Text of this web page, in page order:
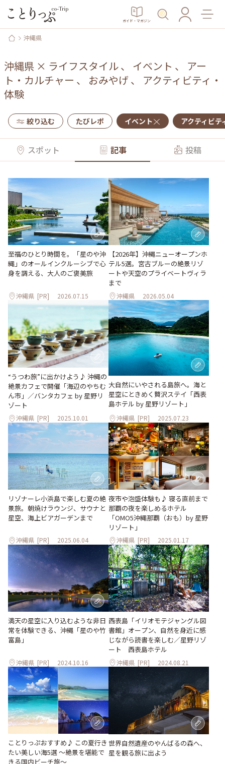
ガイド・マガジン
沖縄県
沖縄県 × ライフスタイル、 イベント 、 アー
ト・カルチャー 、 おみやげ 、 アクティビティ・
体験
絞り込む たびレポ イベント アクティビテ
スポット 記事 投稿
至福のひとり時間を。「星のや沖
縄」のオールインクルーシブで心
身を調える、大人のご褒美旅
沖縄県 [PR] 2026.07.15
【2026年】沖縄ニューオープンホ
テル5選。宮古ブルーの絶景リゾ
ートや天空のプライベートヴィラ
まで
沖縄県 2026.05.04
“うつわ旅”に出かけよう♪ 沖縄の
絶景カフェで開催「海辺のやちむ
ん市」／バンタカフェ by 星野リ
ゾート
沖縄県 [PR] 2025.10.01
大自然にいやされる島旅へ。海と
星空にときめく贅沢ステイ「西表
島ホテル by 星野リゾート」
沖縄県 [PR] 2025.07.23
リゾナーレ小浜島で楽しむ夏の絶
景旅。朝焼けラウンジ、サウナと
星空、海上ビアガーデンまで
沖縄県 [PR] 2025.06.04
夜市や泡盛体験も♪ 寝る直前まで
那覇の夜を楽しめるホテル
「OMO5沖縄那覇（おも）by 星野
リゾート」
沖縄県 [PR] 2025.01.17
満天の星空に入り込むような非日
常を体験できる、沖縄「星のや竹
富島」
沖縄県 [PR] 2024.10.16
西表島「イリオモテジャングル図
書館」オープン、自然を身近に感
じながら読書を楽しむ／星野リゾ
ート 西表島ホテル
沖縄県 [PR] 2024.08.21
ことりっぷおすすめ♪ この夏行き
たい美しい海5選 〜絶景を堪能で
きる国内ビーチ旅～
世界自然遺産のやんばるの森へ、
星を観る旅に出よう